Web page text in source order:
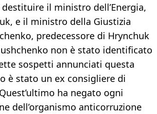
il ministro dell’Energia,
e il ministro della Giustizia
predecessore di Hrynchuk
non è stato identificato
sospetti annunciati questa
è stato un ex consigliere di
ha negato ogni
dell’organismo anticorruzione